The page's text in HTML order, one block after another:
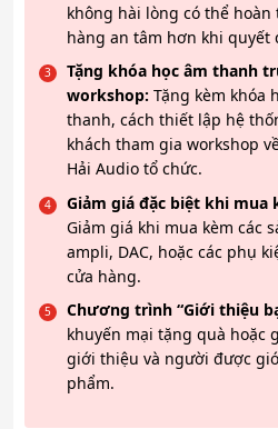
không hài lòng có thể hoàn
hàng an tâm hơn khi quyết
Tặng khóa học âm thanh
workshop: Tặng kèm khóa
thanh, cách thiết lập hệ
khách tham gia workshop
Hải Audio tổ chức.
Giảm giá đặc biệt khi mua
Giảm giá khi mua kèm các
ampli, DAC, hoặc các phụ
cửa hàng.
Chương trình “Giới thiệu
khuyến mại tặng quà hoặc
giới thiệu và người được
phẩm.